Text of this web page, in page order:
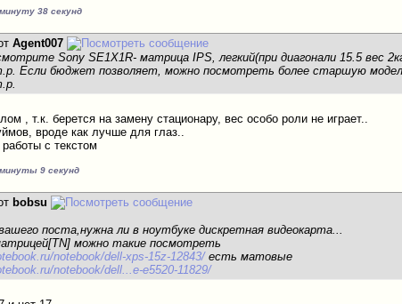
38 секунд
Agent007
Sony SE1X1R- матрица IPS, легкий(при диагонали 15.5 вес
Если бюджет позволяет, можно посмотреть более старшую
, т.к. берется на замену стационару, вес особо роли не играет..
вроде как лучше для глаз..
с текстом
9 секунд
bobsu
поста,нужна ли в ноутбуке дискретная видеокарта...
можно такие посмотреть
notebook/dell-xps-15z-12843/есть матовые
notebook/dell...e-e5520-11829/